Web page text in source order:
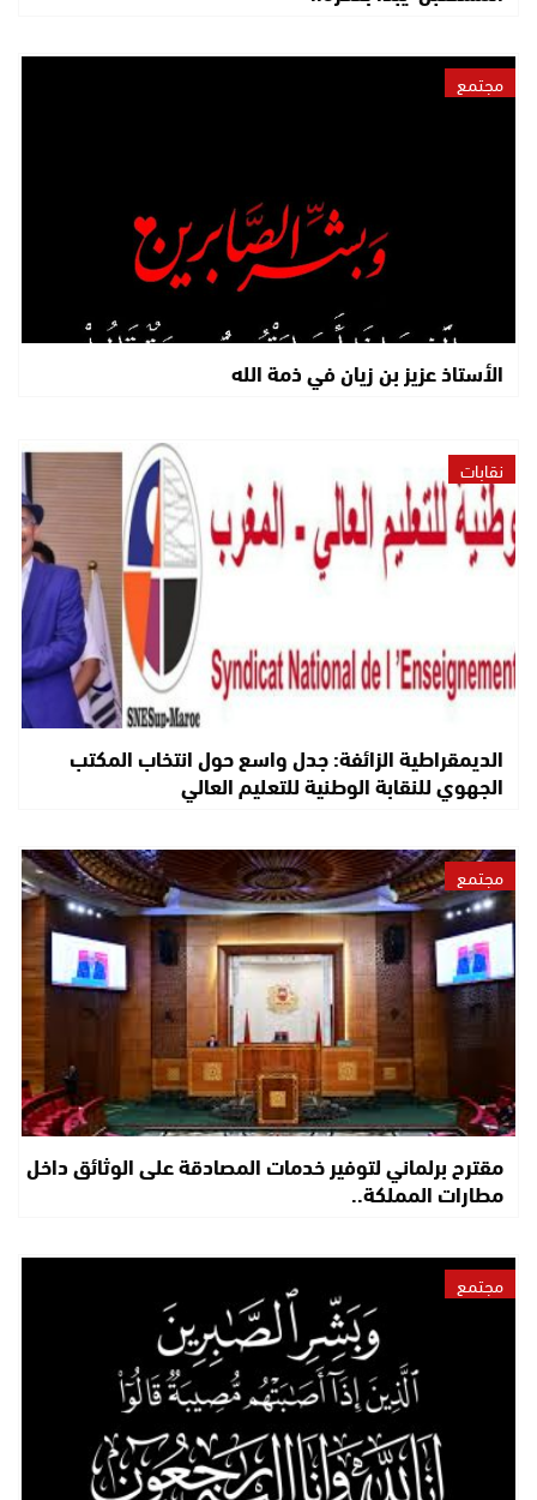
مجتمع
الأستاذ عزيز بن زيان في ذمة الله
نقابات
الديمقراطية الزائفة: جدل واسع حول انتخاب المكتب
الجهوي للنقابة الوطنية للتعليم العالي
مجتمع
مقترح برلماني لتوفير خدمات المصادقة على الوثائق داخل
مطارات المملكة..
مجتمع